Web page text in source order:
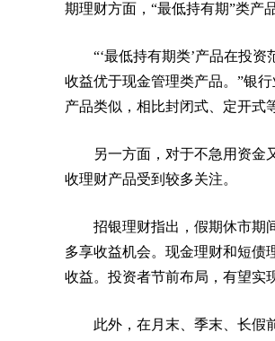
期理财方面，“最低持有期”类产
“‘最低持有期类’产品在投
收益优于现金管理类产品。”银
产品类似，相比封闭式、定开式
另一方面，对于不急用资金
收理财产品受到较多关注。
招银理财指出，假期休市期
多享收益机会。现金理财和短债
收益。投资者节前布局，有望实
此外，在月末、季末、长假